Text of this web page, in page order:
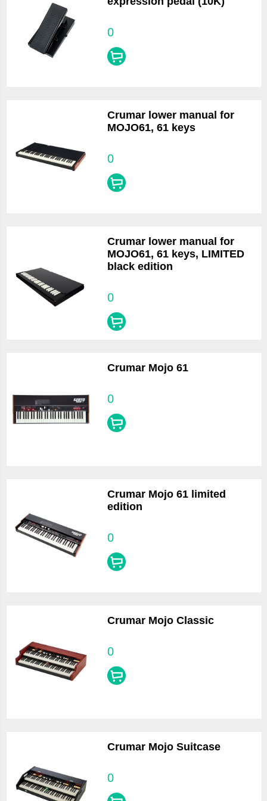
0
Crumar lower manual for
MOJO61, 61 keys
0
Crumar lower manual for
MOJO61, 61 keys, LIMITED
black edition
0
Crumar Mojo 61
0
Crumar Mojo 61 limited
edition
0
Crumar Mojo Classic
0
Crumar Mojo Suitcase
0